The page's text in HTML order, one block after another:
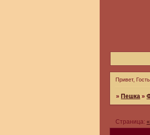
Привет,
» Пешка »
Страница:«